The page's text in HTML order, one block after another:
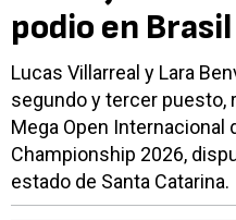
podio en Brasil
Lucas Villarreal y Lara
segundo y tercer puesto,
Mega Open Internacional
Championship 2026,
estado de Santa Catarina.